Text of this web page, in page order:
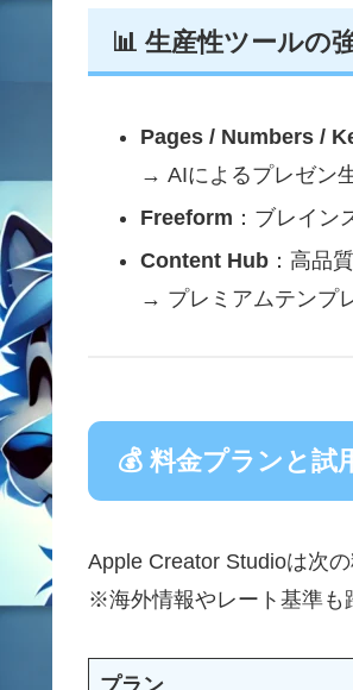
📊 生産性ツールの
Pages / Numbers /
→ AIによるプレゼン
Freeform ：ブレイン
Content Hub：高品
→ プレミアムテンプ
💰 料金プランと試
Apple Creator Studioは次
※海外情報やレート基準も
プラン